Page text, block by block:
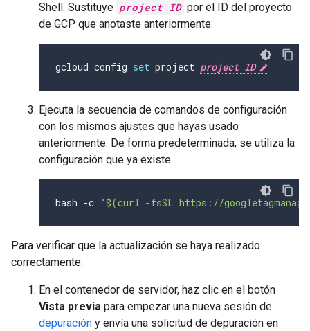
Shell. Sustituye project ID por el ID del proyecto
de GCP que anotaste anteriormente:
gcloud config set project project ID
Ejecuta la secuencia de comandos de configuración
con los mismos ajustes que hayas usado
anteriormente. De forma predeterminada, se utiliza la
configuración que ya existe.
bash -c "$(curl -fsSL https://
Para verificar que la actualización se haya realizado
correctamente:
En el contenedor de servidor, haz clic en el botón
Vista previa para empezar una nueva sesión de
depuración y envía una solicitud de depuración en